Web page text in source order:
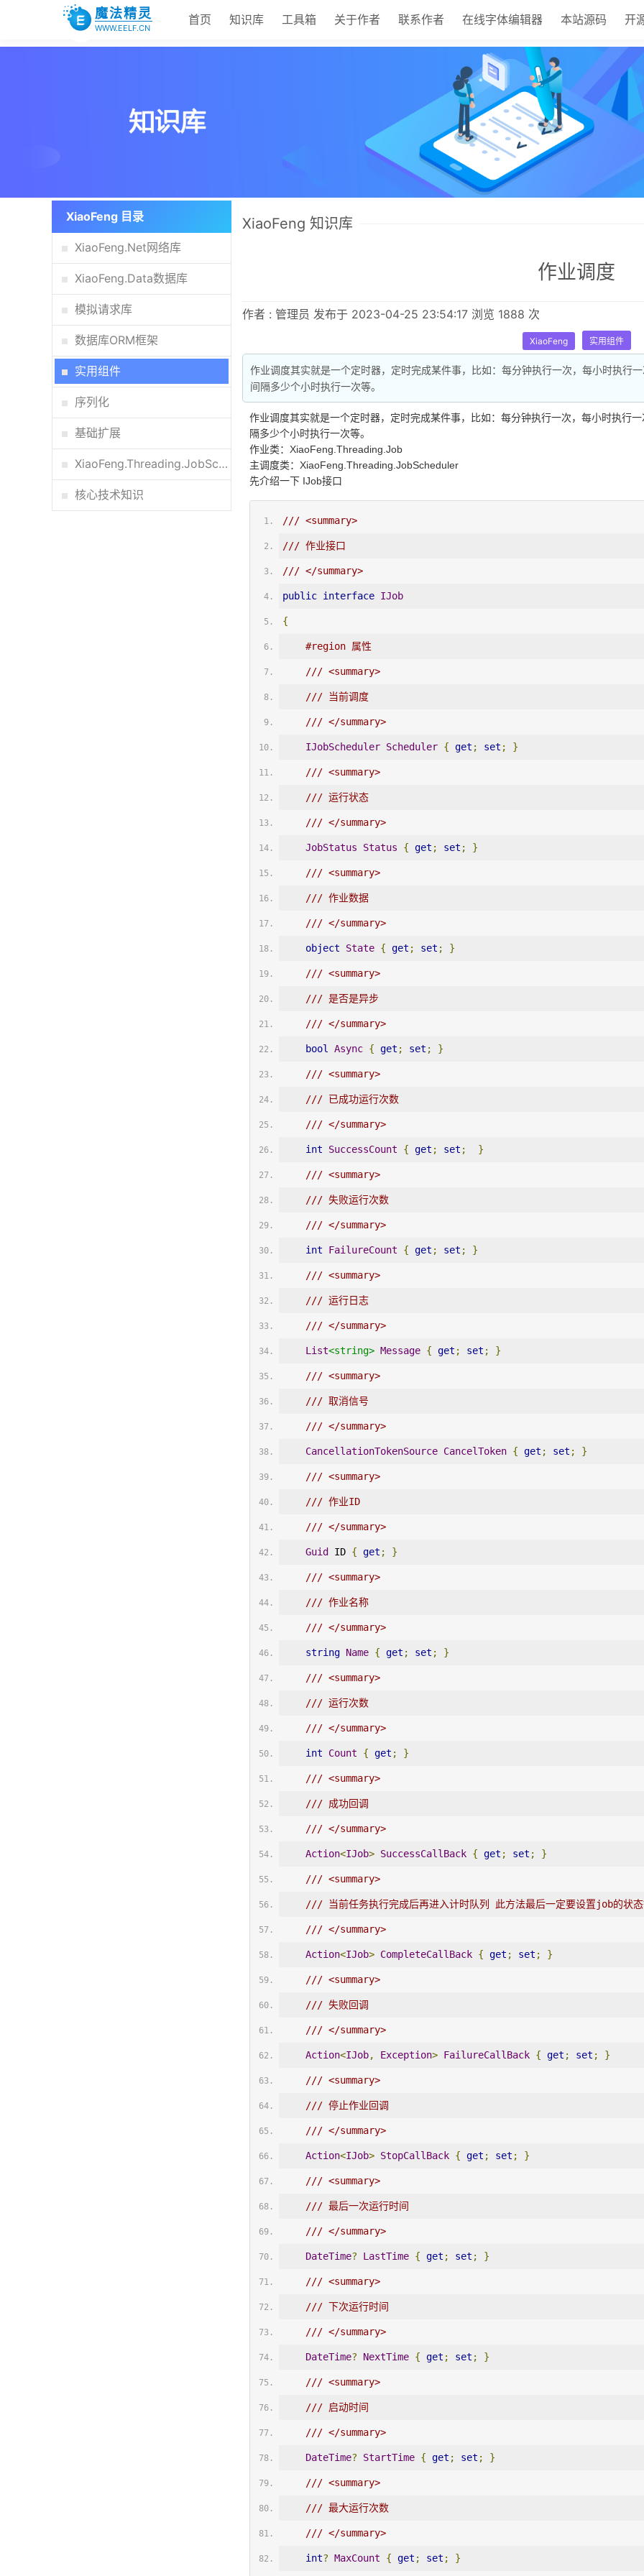
魔法精灵
WWW.EELF.CN
首页 知识库 工具箱 关于作者 联系作者 在线字体编辑器 本站源码 开
XiaoFeng 目录
XiaoFeng.Net网络库
XiaoFeng.Data数据库
模拟请求库
数据库ORM框架
实用组件
序列化
基础扩展
XiaoFeng.Threading.JobScheduler调度器
核心技术知识
XiaoFeng 知识库
作业调度
作者 : 管理员 发布于 2023-04-25 23:54:17 浏览 1888 次
XiaoFeng 实用组件
作业调度其实就是一个定时器，定时完成某件事，比如：每分钟执行一次，每小时执行
间隔多少个小时执行一次等。
作业调度其实就是一个定时器，定时完成某件事，比如：每分钟执行一次，每小时执行
隔多少个小时执行一次等。
作业类：XiaoFeng.Threading.Job
主调度类：XiaoFeng.Threading.JobScheduler
先介绍一下 IJob接口
/// <summary>
/// 作业接口
/// </summary>
public interface IJob
{
#region 属性
/// <summary>
/// 当前调度
/// </summary>
IJobScheduler Scheduler { get ; set ; }
/// <summary>
/// 运行状态
/// </summary>
JobStatus Status { get ; set ; }
/// <summary>
/// 作业数据
/// </summary>
object State { get ; set ; }
/// <summary>
/// 是否是异步
/// </summary>
bool Async { get ; set ; }
/// <summary>
/// 已成功运行次数
/// </summary>
int SuccessCount { get ; set ; }
/// <summary>
/// 失败运行次数
/// </summary>
int FailureCount { get ; set ; }
/// <summary>
/// 运行日志
/// </summary>
List<string> Message { get ; set ; }
/// <summary>
/// 取消信号
/// </summary>
CancellationTokenSource CancelToken { get ; set ; }
/// <summary>
/// 作业ID
/// </summary>
Guid ID { get ; }
/// <summary>
/// 作业名称
/// </summary>
string Name { get ; set ; }
/// <summary>
/// 运行次数
/// </summary>
int Count { get ; }
/// <summary>
/// 成功回调
/// </summary>
Action<IJob> SuccessCallBack { get ; set ; }
/// <summary>
/// 当前任务执行完成后再进入计时队列 此方法最后一定要设置job的状
/// </summary>
Action<IJob> CompleteCallBack { get ; set ; }
/// <summary>
/// 失败回调
/// </summary>
Action<IJob, Exception> FailureCallBack { get ; set ; }
/// <summary>
/// 停止作业回调
/// </summary>
Action<IJob> StopCallBack { get ; set ; }
/// <summary>
/// 最后一次运行时间
/// </summary>
DateTime? LastTime { get ; set ; }
/// <summary>
/// 下次运行时间
/// </summary>
DateTime? NextTime { get ; set ; }
/// <summary>
/// 启动时间
/// </summary>
DateTime? StartTime { get ; set ; }
/// <summary>
/// 最大运行次数
/// </summary>
int? MaxCount { get ; set ; }